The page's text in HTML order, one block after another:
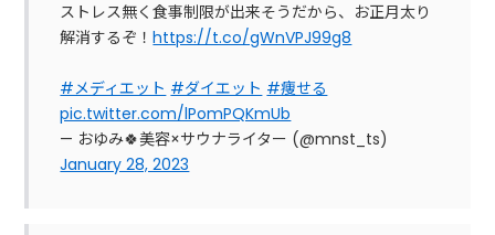
ストレス無く食事制限が出来そうだから、お正月太り
解消するぞ！https://t.co/gWnVPJ99g8
#メディエット #ダイエット #痩せる
pic.twitter.com/lPomPQKmUb
— おゆみ🍀美容×サウナライター (@mnst_ts)
January 28, 2023